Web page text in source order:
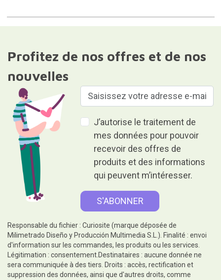
Profitez de nos offres et de nos
nouvelles
J’autorise le traitement de
mes données pour pouvoir
recevoir des offres de
produits et des informations
qui peuvent m’intéresser.
Responsable du fichier : Curiosite (marque déposée de
Milimetrado Diseño y Producción Multimedia S.L.). Finalité : envoi
d'information sur les commandes, les produits ou les services.
Légitimation : consentement.Destinataires : aucune donnée ne
sera communiquée à des tiers. Droits : accès, rectification et
suppression des données, ainsi que d'autres droits, comme